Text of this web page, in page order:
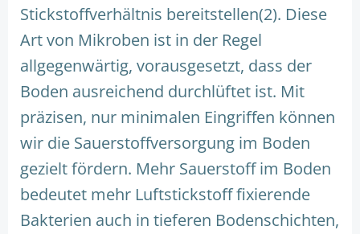
Stickstoffverhältnis bereitstellen(2). Diese
Art von Mikroben ist in der Regel
allgegenwärtig, vorausgesetzt, dass der
Boden ausreichend durchlüftet ist. Mit
präzisen, nur minimalen Eingriffen können
wir die Sauerstoffversorgung im Boden
gezielt fördern. Mehr Sauerstoff im Boden
bedeutet mehr Luftstickstoff fixierende
Bakterien auch in tieferen Bodenschichten,